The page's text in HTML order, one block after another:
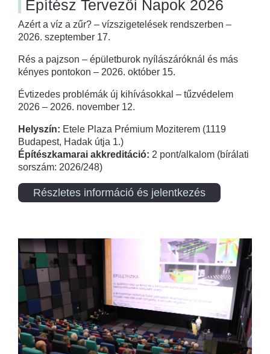
Építész Tervezői Napok 2026
Azért a víz a zűr? – vízszigetelések rendszerben –
2026. szeptember 17.
Rés a pajzson – épületburok nyílászáróknál és más
kényes pontokon – 2026. október 15.
Évtizedes problémák új kihívásokkal – tűzvédelem
2026 – 2026. november 12.
Helyszín: Etele Plaza Prémium Moziterem (1119
Budapest, Hadak útja 1.)
Építészkamarai akkreditáció: 2 pont/alkalom (bírálati
sorszám: 2026/248)
Részletes információ és jelentkezés